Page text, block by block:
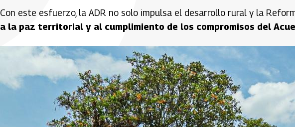
Con este esfuerzo, la ADR no solo impulsa el desarrollo rural y la
a la paz territorial y al cumplimiento de los compromisos del